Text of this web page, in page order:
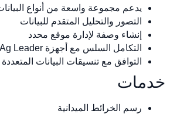
يدعم مجموعة واسعة من أنواع البيانات
التصور والتحليل المتقدم للبيانات
إنشاء وصفة لإدارة موقع محدد
التكامل السلس مع أجهزة Ag Leader
التوافق مع تنسيقات البيانات المتعددة
خدمات
رسم الخرائط الميدانية